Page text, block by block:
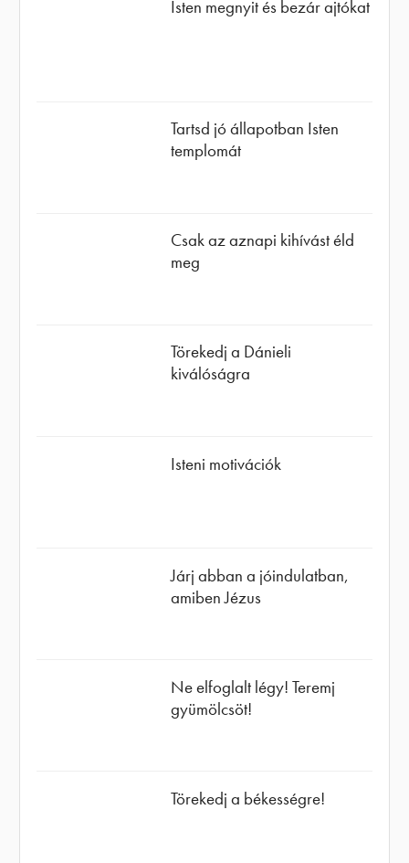
Isten megnyit és bezár ajtókat
Tartsd jó állapotban Isten
templomát
Csak az aznapi kihívást éld
meg
Törekedj a Dánieli
kiválóságra
Isteni motivációk
Járj abban a jóindulatban,
amiben Jézus
Ne elfoglalt légy! Teremj
gyümölcsöt!
Törekedj a békességre!